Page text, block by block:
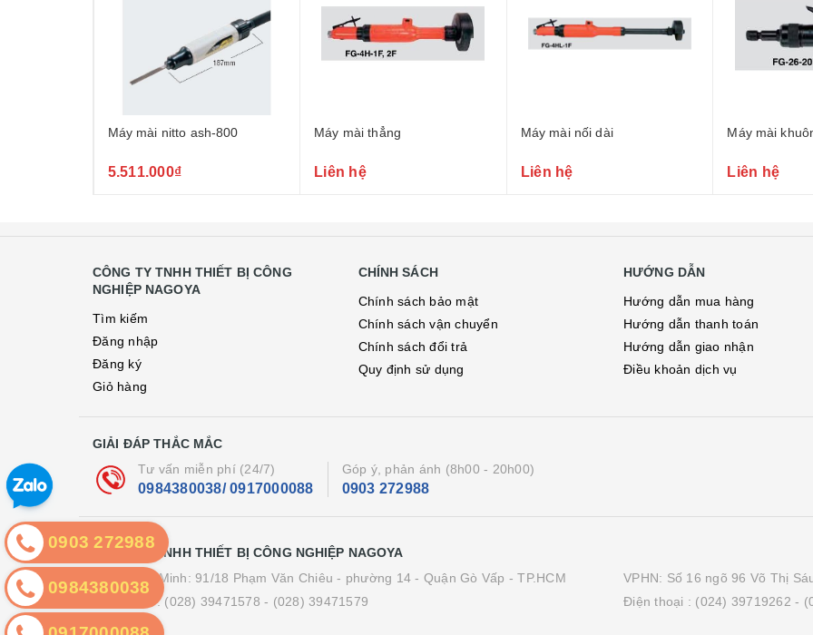
Máy mài nitto ash-800
5.511.000₫
Máy mài thẳng
Liên hệ
Máy mài nối dài
Liên hệ
Máy mài
Liên hệ
CÔNG TY TNHH THIẾT BỊ CÔNG
NGHIỆP NAGOYA
Tìm kiếm
Đăng nhập
Đăng ký
Giỏ hàng
CHÍNH SÁCH
Chính sách bảo mật
Chính sách vận chuyển
Chính sách đổi trả
Quy định sử dụng
HƯỚNG DẪN
Hướng dẫn mua hàng
Hướng dẫn thanh toán
Hướng dẫn giao nhận
Điều khoản dịch vụ
GIẢI ĐÁP THẮC MẮC
Tư vấn miễn phí (24/7)
0984380038/ 0917000088
Góp ý, phản ánh (8h00 - 20h00)
0903 272988
CÔNG TY TNHH THIẾT BỊ CÔNG NGHIỆP NAGOYA
VP Hồ Chí Minh: 91/18 Phạm Văn Chiêu - phường 14 - Quận Gò Vấp - TP.HCM
Điện thoại :(028) 39471578 - (028) 39471579
VPHN: Số 16 ngõ 96 Võ Thị
Điện thoại : (024) 39719262 -
0984380038
0903 272988